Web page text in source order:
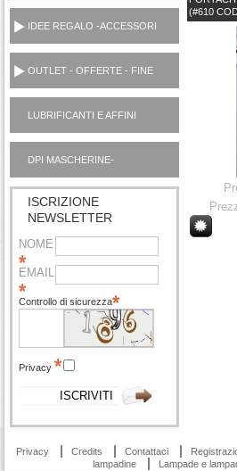
IDEE REGALO -ACCESSORI
OUTLET - OFFERTE - FINE
SERIE
LUBRIFICANTI E AFFINI
MOTORI AUTO OUTLET
DPI MASCHERINE-
IGIENIZZANTI
ISCRIZIONE
NEWSLETTER
NOME
EMAIL
Controllo di sicurezza
Privacy
(#610
Privacy Credits Contattaci
lampadine
Lampade e